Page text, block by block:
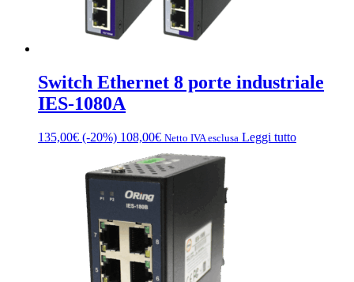
Switch Ethernet 8 porte industriale
IES-1080A
135,00€ (-20%) 108,00€ Netto IVA esclusa Leggi tutto